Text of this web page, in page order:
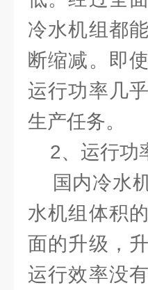
冷水机组都
断缩减。即
运行功率几
生产任务。
2、运行功
国内冷水
水机组体积
面的升级，
运行效率没